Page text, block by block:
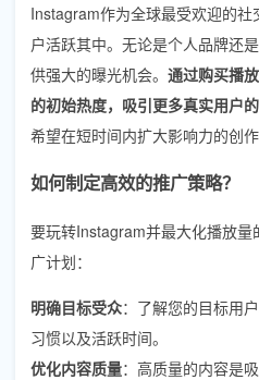
Instagram作为全球最受欢迎的
户活跃其中。无论是个人品牌还
供强大的曝光机会。 通过购买播
的初始热度，吸引更多真实用户的
希望在短时间内扩大影响力的创作
如何制定高效的推广策略？
要玩转Instagram并最大化播放
广计划：
明确目标受众：了解您的目标用
习惯以及活跃时间。
优化内容质量：高质量的内容是